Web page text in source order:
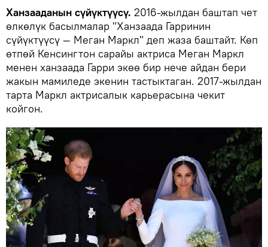
Ханзааданын сүйүктүүсү. 2016-жылдан баштап чет
өлкөлүк басылмалар "Ханзаада Гарринин
сүйүктүүсү — Меган Маркл" деп жаза баштайт. Көп
өтпөй Кенсингтон сарайы актриса Меган Маркл
менен ханзаада Гарри экөө бир нече айдан бери
жакын мамиледе экенин тастыктаган. 2017-жылдан
тарта Маркл актрисалык карьерасына чекит
койгон.